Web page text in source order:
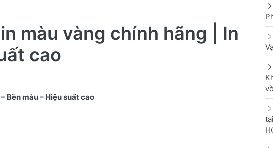
màu vàng chính hãng | In
cao